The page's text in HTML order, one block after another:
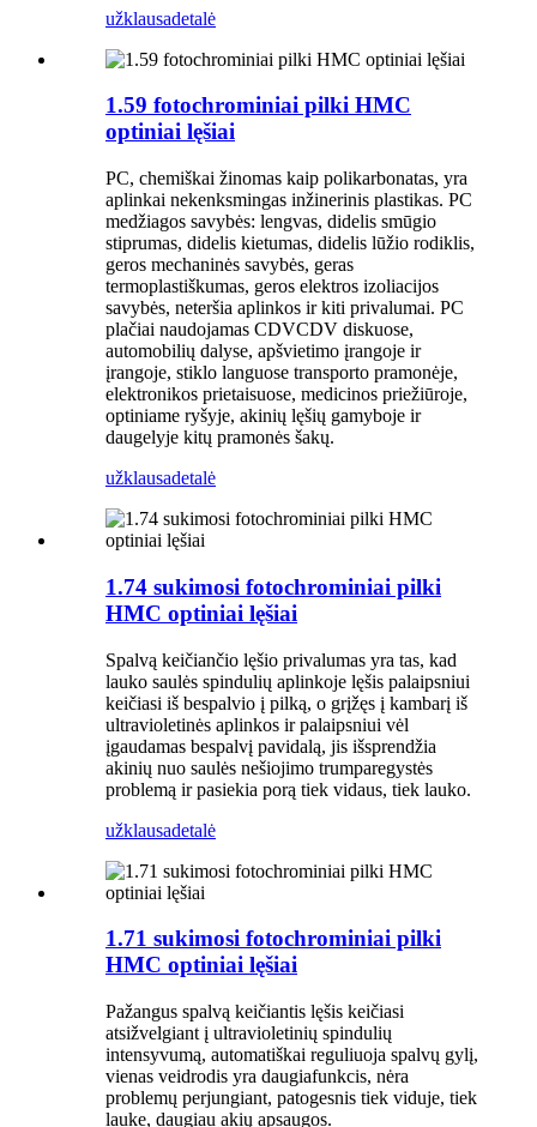
užklausadetalė
1.59 fotochrominiai pilki HMC
optiniai lęšiai
PC, chemiškai žinomas kaip polikarbonatas, yra
aplinkai nekenksmingas inžinerinis plastikas. PC
medžiagos savybės: lengvas, didelis smūgio
stiprumas, didelis kietumas, didelis lūžio rodiklis,
geros mechaninės savybės, geras
termoplastiškumas, geros elektros izoliacijos
savybės, neteršia aplinkos ir kiti privalumai. PC
plačiai naudojamas CDVCDV diskuose,
automobilių dalyse, apšvietimo įrangoje ir
įrangoje, stiklo languose transporto pramonėje,
elektronikos prietaisuose, medicinos priežiūroje,
optiniame ryšyje, akinių lęšių gamyboje ir
daugelyje kitų pramonės šakų.
užklausadetalė
1.74 sukimosi fotochrominiai pilki
HMC optiniai lęšiai
Spalvą keičiančio lęšio privalumas yra tas, kad
lauko saulės spindulių aplinkoje lęšis palaipsniui
keičiasi iš bespalvio į pilką, o grįžęs į kambarį iš
ultravioletinės aplinkos ir palaipsniui vėl
įgaudamas bespalvį pavidalą, jis išsprendžia
akinių nuo saulės nešiojimo trumparegystės
problemą ir pasiekia porą tiek vidaus, tiek lauko.
užklausadetalė
1.71 sukimosi fotochrominiai pilki
HMC optiniai lęšiai
Pažangus spalvą keičiantis lęšis keičiasi
atsižvelgiant į ultravioletinių spindulių
intensyvumą, automatiškai reguliuoja spalvų gylį,
vienas veidrodis yra daugiafunkcis, nėra
problemų perjungiant, patogesnis tiek viduje, tiek
lauke, daugiau akių apsaugos.